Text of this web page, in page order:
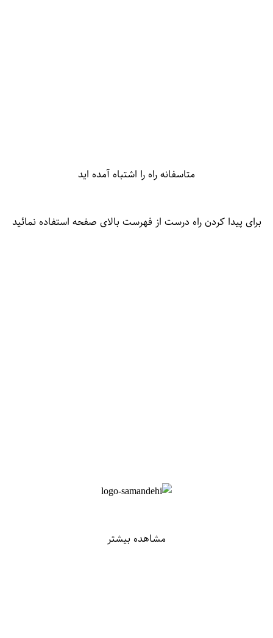
متاسفانه راه را اشتباه آمده اید
برای پیدا کردن راه درست از فهرست بالای صفحه استفاده نمائید
مشاهده بیشتر